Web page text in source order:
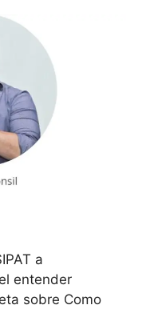
a
entender
sobre Como